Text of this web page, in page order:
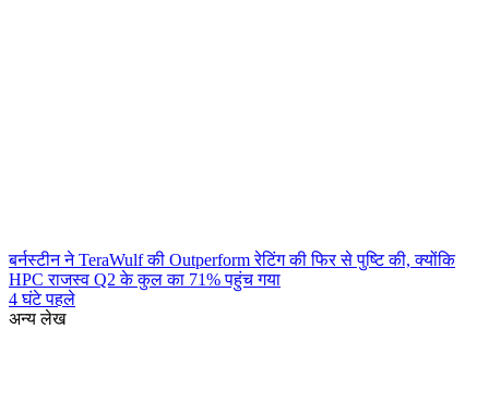
बर्नस्टीन ने TeraWulf की Outperform रेटिंग की फिर से पुष्टि की, क्योंकि
HPC राजस्व Q2 के कुल का 71% पहुंच गया
4 घंटे पहले
अन्य लेख